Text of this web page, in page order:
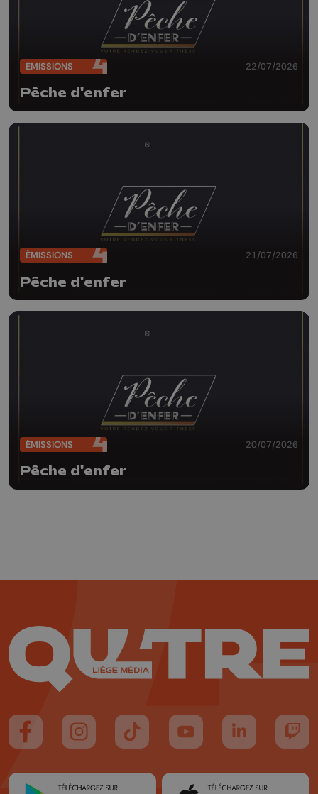
ÉMISSIONS 22/07/2026
Pêche d'enfer
ÉMISSIONS 21/07/2026
Pêche d'enfer
ÉMISSIONS 20/07/2026
Pêche d'enfer
Suivez-nous sur FaceBook
Suivez-nous sur Instagram
Suivez-nous sur TikTok
Suivez-nous sur YouTube
Suivez-nous